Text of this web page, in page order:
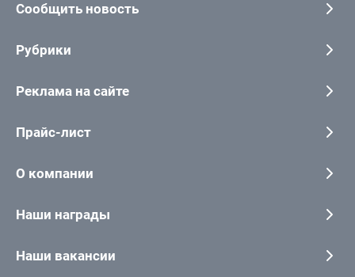
Сообщить новость
Рубрики
Реклама на сайте
Прайс-лист
О компании
Наши награды
Наши вакансии